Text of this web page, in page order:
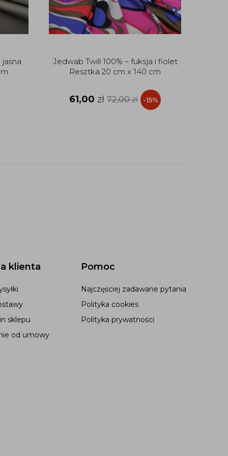
Jedwab Twill 100% – fuksja i fiolet
Resztka 20 cm x 140 cm
61,00 zł 72,00zł -15%
klienta
sklepu
od umowy
Pomoc
Najczęściej zadawane pytania
Polityka cookies
Polityka prywatności